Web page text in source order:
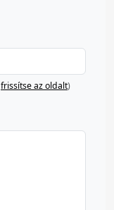
frissítse az oldalt)